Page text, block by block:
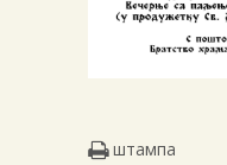
штампа